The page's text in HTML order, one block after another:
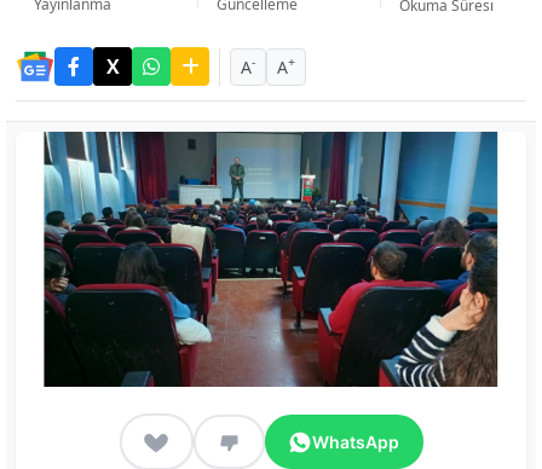
Okuma Süresi
A- A+
WhatsApp